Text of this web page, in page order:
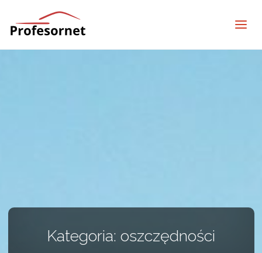
Kategoria: oszczędności